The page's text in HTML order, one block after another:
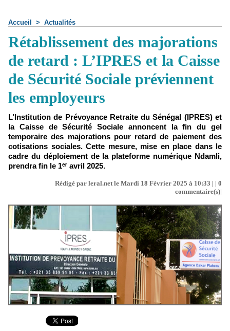
Accueil > Actualités
Rétablissement des majorations
de retard : L’IPRES et la Caisse
de Sécurité Sociale préviennent
les employeurs
L’Institution de Prévoyance Retraite du Sénégal (IPRES) et
la Caisse de Sécurité Sociale annoncent la fin du gel
temporaire des majorations pour retard de paiement des
cotisations sociales. Cette mesure, mise en place dans le
cadre du déploiement de la plateforme numérique Ndamli,
prendra fin le 1ᵉʳ avril 2025.
Rédigé par leral.net le Mardi 18 Février 2025 à 10:33 | | 0
commentaire(s)|